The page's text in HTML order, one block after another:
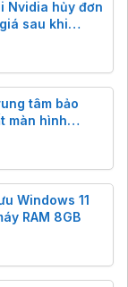
Nvidia hủy đơn
sau khi
tâm bảo
màn hình
ra là lỗi sơ
Windows 11
RAM 8GB